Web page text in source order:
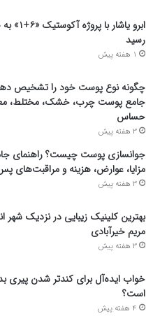
ابرو یاشار
رسید
1 هفته پیش
چگونه نوع پوست خود را تشخیص
جامع پوست چرب، خشک، مختلط،
حساس
3 هفته پیش
جوانسازی پوست چیست؟ راهنمای
مزایا، عوارض، هزینه و مراقبت‌های
3 هفته پیش
بهترین کلینیک زیبایی در نزدیک شهر
مریم خیرآبادی
3 هفته پیش
خواب ایده‌آل برای کندتر شدن پیری
است؟
4 هفته پیش